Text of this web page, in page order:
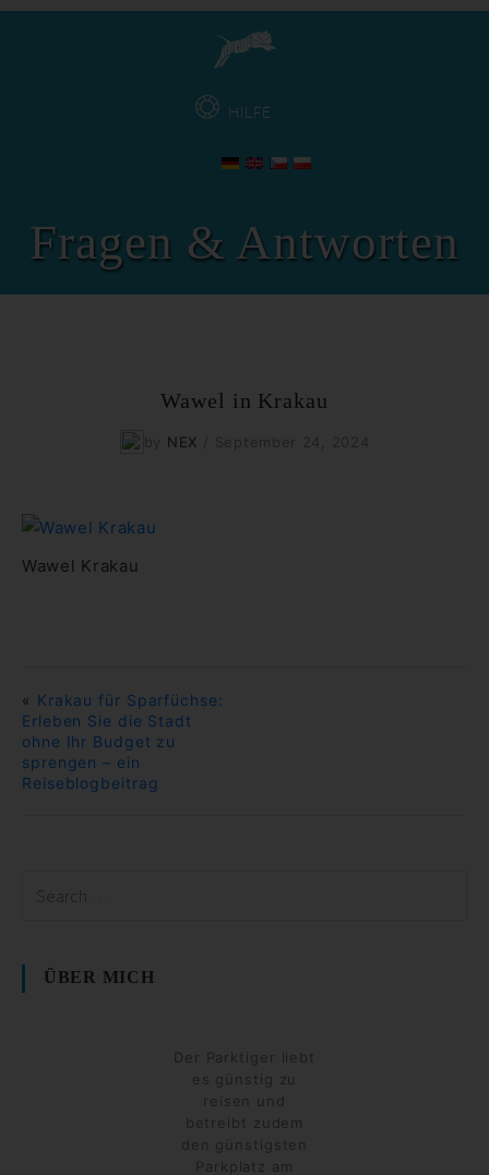
HILFE
Fragen & Antworten
Wawel in Krakau
NEX
Wawel Krakau
« Krakau für Sparfüchse:
Erleben Sie die Stadt
ohne Ihr Budget zu
sprengen – ein
Reiseblogbeitrag
ÜBER MICH
Der Parktiger liebt
es günstig zu
reisen und
betreibt zudem
den günstigsten
Parkplatz am